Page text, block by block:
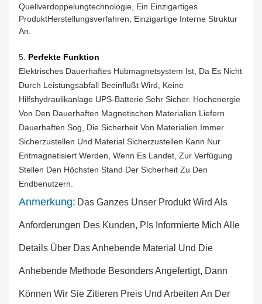
Quellverdoppelungtechnologie, Ein Einzigartiges
ProduktHerstellungsverfahren, Einzigartige Interne Struktur
An.
5. Perfekte Funktion
Elektrisches Dauerhaftes Hubmagnetsystem Ist, Da Es Nicht
Durch Leistungsabfall Beeinflußt Wird, Keine
Hilfshydraulikanlage UPS-Batterie Sehr Sicher. Hochenergie
Von Den Dauerhaften Magnetischen Materialien Liefern
Dauerhaften Sog, Die Sicherheit Von Materialien Immer
Sicherzustellen Und Material Sicherzustellen Kann Nur
Entmagnetisiert Werden, Wenn Es Landet, Zur Verfügung
Stellen Den Höchsten Stand Der Sicherheit Zu Den
Endbenutzern.
Anmerkung: Das Ganzes Unser Produkt Wird Als
Anforderungen Des Kunden, Pls Informierte Mich Alle
Details Über Das Anhebende Material Und Die
Anhebende Methode Besonders Angefertigt, Dann
Können Wir Sie Zitieren Preis Und Arbeiten An Der